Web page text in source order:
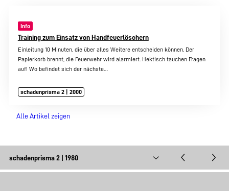
Info
Training zum Einsatz von Handfeuerlöschern
Einleitung 10 Minuten, die über alles Weitere entscheiden können. Der
Papierkorb brennt, die Feuerwehr wird alarmiert. Hektisch tauchen Fragen
auf! Wo befindet sich der nächste…
schadenprisma 2 | 2000
Alle Artikel zeigen